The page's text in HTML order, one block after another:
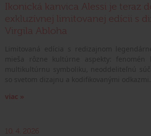
Ikonická kanvica Alessi je teraz
exkluzívnej limitovanej edícii s
Virgila Abloha
viac »
10. 4. 2026